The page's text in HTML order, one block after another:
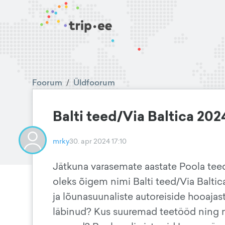
Foorum / Üldfoorum
Balti teed/Via Baltica
mrky30. apr 2024 17:10
Jätkuna varasemate aastate Poola
oleks õigem nimi Balti teed/Via
ja lõunasuunaliste autoreiside
läbinud? Kus suuremad teetööd ning